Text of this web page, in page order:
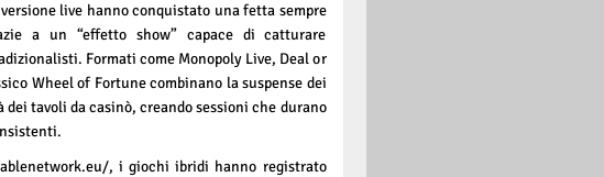
live hanno conquistato una fetta sempre
a un “effetto show” capace di catturare
Formati come Monopoly Live, Deal or
Wheel of Fortune combinano la suspense dei
tavoli da casinò, creando sessioni che durano
, i giochi ibridi hanno registrato